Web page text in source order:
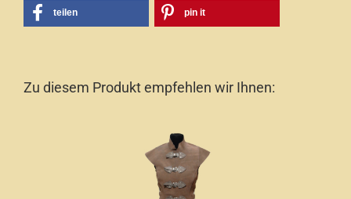
teilen pin it
Zu diesem Produkt empfehlen wir Ihnen: